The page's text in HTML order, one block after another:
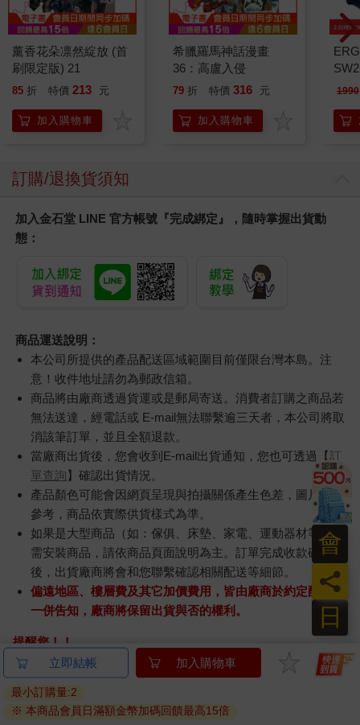
薰香花朵凛然綻放 (首
刷限定版) 21
85 折 特價 213 元
加入購物車
希臘羅馬神話漫畫
36：高盧入侵
79 折 特價 316 元
加入購物車
泳
1990
訂購/退換貨須知
加入金石堂 LINE 官方帳號『完成綁定』，隨時掌握出貨動
態：
商品運送說明：
本公司所提供的產品配送區域範圍目前僅限台灣本島。注
意！收件地址請勿為郵政信箱。
商品將由廠商透過貨運或是郵局寄送。消費者訂購之商品若
無法送達，經電話或 E-mail無法聯繫逾三天者，本公司將取
消該筆訂單，並且全額退款。
當廠商出貨後，您會收到E-mail出貨通知，您也可透過【訂
單查詢】確認出貨情況。
產品顏色可能會因網頁呈現與拍攝關係產生色差，圖片僅供
參考，商品依實際供貨樣式為準。
如果是大型商品（如：傢俱、床墊、家電、運動器材等）及
需安裝商品，請依商品頁面說明為主。訂單完成收款確認
後，出貨廠商將會和您聯繫確認相關配送等細節。
偏遠地區、樓層費及其它加價費用，皆由廠商於約定配送時
一併告知，廠商將保留出貨與否的權利。
提醒您！！
金石堂及銀行均不會請您操作ATM! 如接獲電話要求您前往
ATM提款機，請不要聽從指示，以免受騙上當！
退換貨須知：
立即結帳 加入購物車
最小訂購量:2
※ 本商品會員日滿額金幣加碼回饋最高15倍
日
員
會